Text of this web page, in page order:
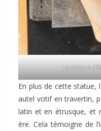
La statue
En plus de cette statue,
autel votif en travertin,
latin et en étrusque, et
ère. Cela témoigne de